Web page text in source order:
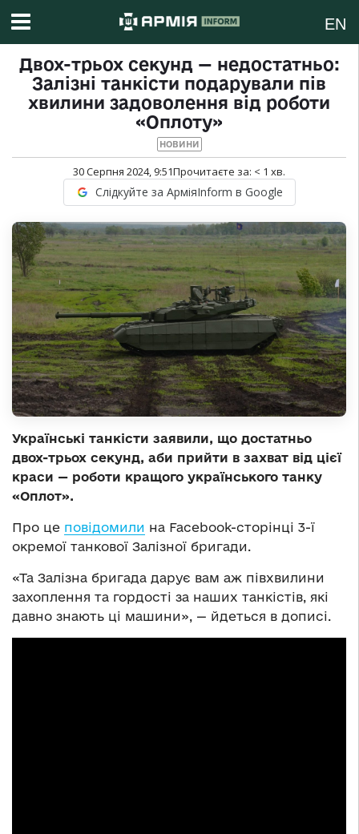
EN
Двох-трьох секунд — недостатньо:
Залізні танкісти подарували пів
хвилини задоволення від роботи
«Оплоту»
НОВИНИ
30 Серпня 2024, 9:51Прочитаєте за: < 1 хв.
Слідкуйте за АрміяInform в Google
Українські танкісти заявили, що достатньо
двох-трьох секунд, аби прийти в захват від цієї
краси — роботи кращого українського танку
«Оплот».
Про це повідомили на Facebook-сторінці 3-ї
окремої танкової Залізної бригади.
«Та Залізна бригада дарує вам аж півхвилини
захоплення та гордості за наших танкістів, які
давно знають ці машини», — йдеться в дописі.